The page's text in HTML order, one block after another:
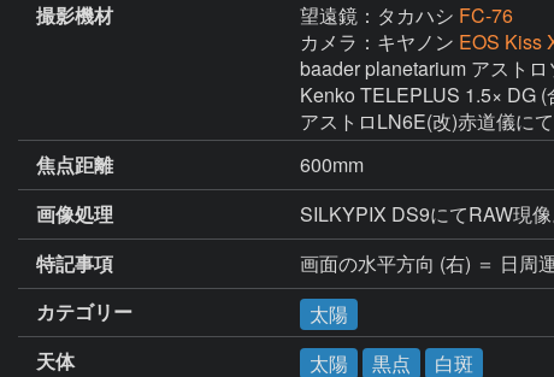
撮影機材
望遠鏡：タカハシ FC-76
カメラ：キヤノン EOS Kiss
baader planetarium アスト
Kenko TELEPLUS 1.5× DG (
アストロLN6E(改)赤道儀に
焦点距離
600mm
画像処理
SILKYPIX DS9にてRAW現
特記事項
画面の水平方向 (右) ＝ 日周
カテゴリー
太陽
天体
太陽 黒点 白斑